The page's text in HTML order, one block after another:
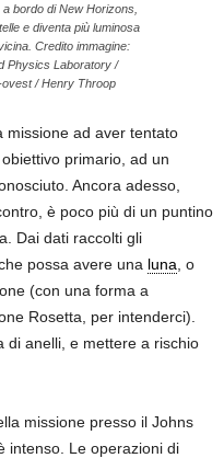
bordo di New Horizons,
e diventa più luminosa
Credito immagine:
Physics Laboratory /
/ Henry Throop
missione ad aver tentato
primario, ad un
Ancora adesso,
è poco più di un puntino
Dai dati raccolti gli
possa avere una luna , o
(con una forma a
Rosetta, per intenderci).
di anelli, e mettere a rischio
missione presso il Johns
intenso. Le operazioni di